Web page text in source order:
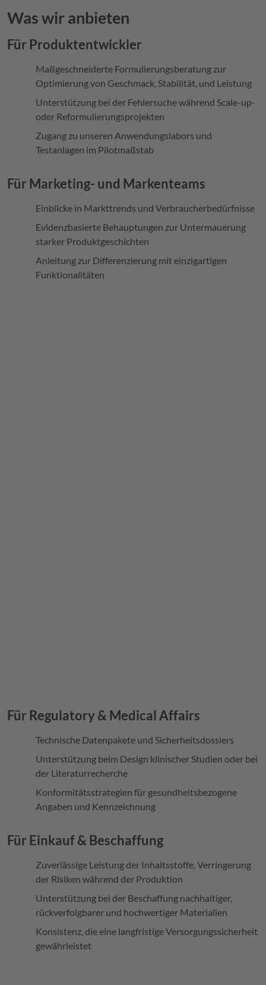
Was wir anbieten
Für Produktentwickler
Maßgeschneiderte Formulierungsberatung zur
Optimierung von Geschmack, Stabilität, und Leistung
Unterstützung bei der Fehlersuche während Scale-up-
oder Reformulierungsprojekten
Zugang zu unseren Anwendungslabors und
Testanlagen im Pilotmaßstab
Für Marketing- und Markenteams
Einblicke in Markttrends und Verbraucherbedürfnisse
Evidenzbasierte Behauptungen zur Untermauerung
starker Produktgeschichten
Anleitung zur Differenzierung mit einzigartigen
Funktionalitäten
Für Regulatory & Medical Affairs
Technische Datenpakete und Sicherheitsdossiers
Unterstützung beim Design klinischer Studien oder bei
der Literaturrecherche
Konformitätsstrategien für gesundheitsbezogene
Angaben und Kennzeichnung
Für Einkauf & Beschaffung
Zuverlässige Leistung der Inhaltsstoffe, Verringerung
der Risiken während der Produktion
Unterstützung bei der Beschaffung nachhaltiger,
rückverfolgbarer und hochwertiger Materialien
Konsistenz, die eine langfristige Versorgungssicherheit
gewährleistet